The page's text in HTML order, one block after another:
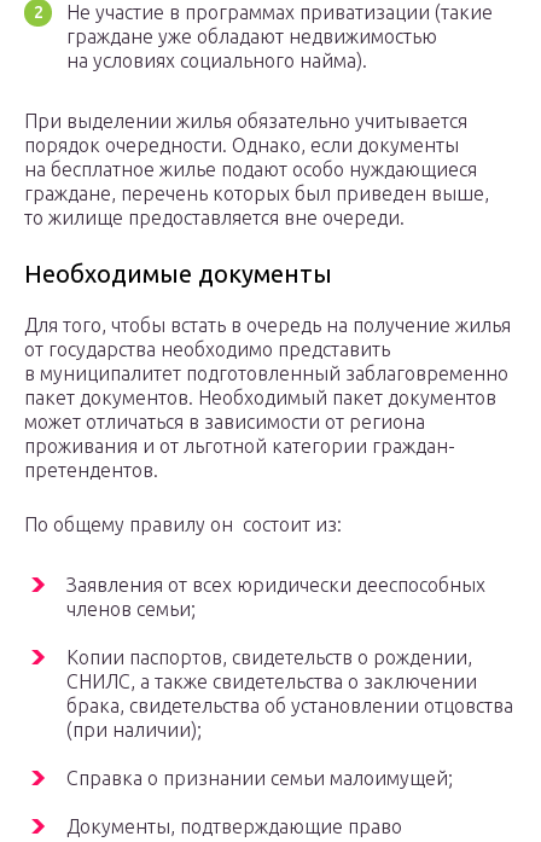
Не участие в программах приватизации (такие
граждане уже обладают недвижимостью
на условиях социального найма).
При выделении жилья обязательно учитывается
порядок очередности. Однако, если документы
на бесплатное жилье подают особо нуждающиеся
граждане, перечень которых был приведен выше,
то жилище предоставляется вне очереди.
Необходимые документы
Для того, чтобы встать в очередь на получение жилья
от государства необходимо представить
в муниципалитет подготовленный заблаговременно
пакет документов. Необходимый пакет документов
может отличаться в зависимости от региона
проживания и от льготной категории граждан-
претендентов.
По общему правилу он состоит из:
Заявления от всех юридически дееспособных
членов семьи;
Копии паспортов, свидетельств о рождении,
СНИЛС, а также свидетельства о заключении
брака, свидетельства об установлении отцовства
(при наличии);
Справка о признании семьи малоимущей;
Документы, подтверждающие право